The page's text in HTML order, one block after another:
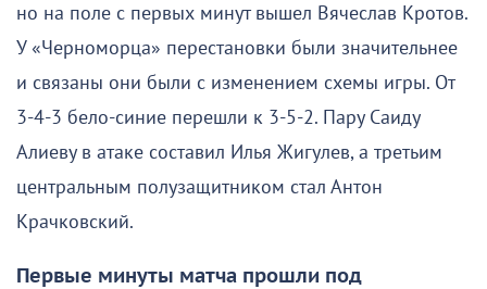
но на поле с первых минут вышел Вячеслав Кротов.
У «Черноморца» перестановки были значительнее
и связаны они были с изменением схемы игры. От
3-4-3 бело-синие перешли к 3-5-2. Пару Саиду
Алиеву в атаке составил Илья Жигулев, а третьим
центральным полузащитником стал Антон
Крачковский.
Первые минуты матча прошли под